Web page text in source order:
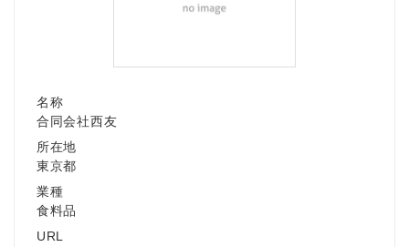
名称
合同会社西友
所在地
東京都
業種
食料品
URL